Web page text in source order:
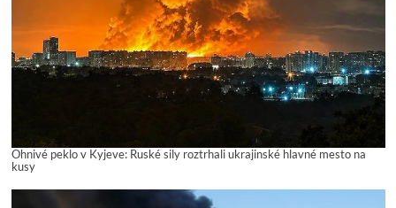
Ohnivé peklo v Kyjeve: Ruské sily roztrhali ukrajinské hlavné mesto na
kusy